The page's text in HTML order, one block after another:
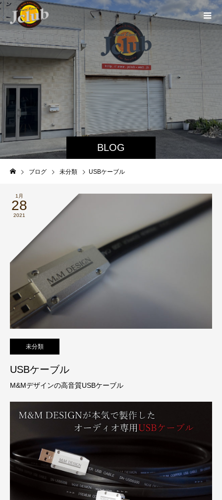
BLOG
ブログ 未分類 USBケーブル
1月
28
2021
未分類
USBケーブル
M&Mデザインの高音質USBケーブル